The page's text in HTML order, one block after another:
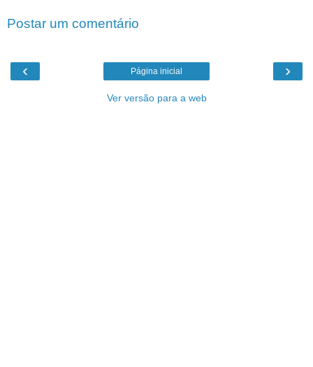
Postar um comentário
‹ ›
Página inicial
Ver versão para a web